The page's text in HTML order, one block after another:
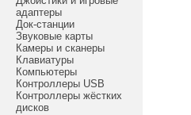
адаптеры
Док-станции
Звуковые карты
Камеры и сканеры
Клавиатуры
Компьютеры
Контроллеры USB
Контроллеры жёстких
дисков